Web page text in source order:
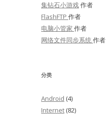
集钻石小游戏作者
FlashFTP 作者
电脑小管家 作者
网络文件同步系统作者
分类
Android (4)
Internet (82)